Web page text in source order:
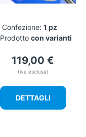
Confezione: 1 pz
Prodotto con varianti
119,00 €
(iva esclusa)
DETTAGLI